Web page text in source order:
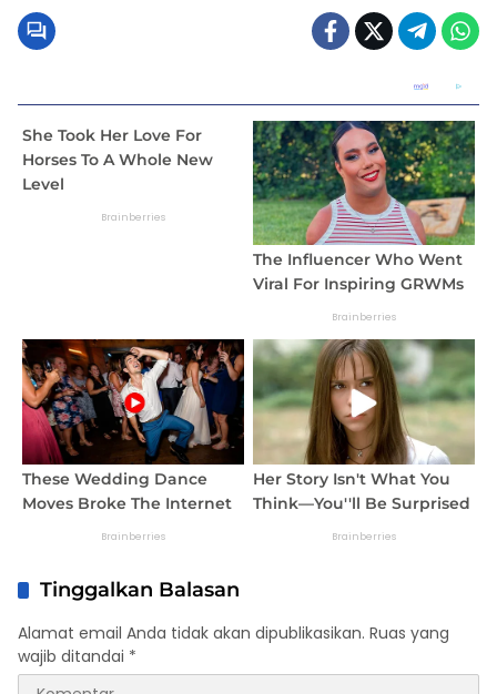
Tinggalkan Balasan
Alamat email Anda tidak akan dipublikasikan. Ruas yang
wajib ditandai *